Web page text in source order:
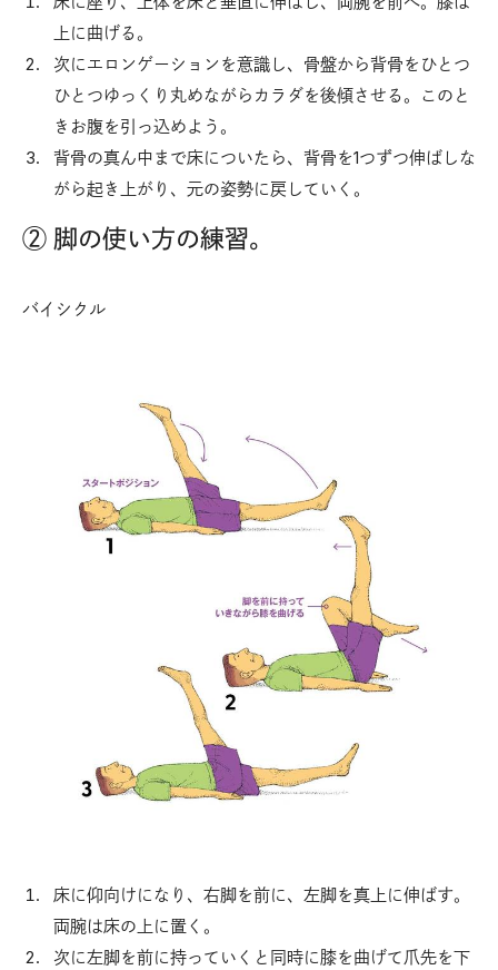
上に曲げる。
次にエロンゲーションを意識し、骨盤から背骨をひとつ
ひとつゆっくり丸めながらカラダを後傾させる。このと
きお腹を引っ込めよう。
背骨の真ん中まで床についたら、背骨を1つずつ伸ばしな
がら起き上がり、元の姿勢に戻していく。
② 脚の使い方の練習。
バイシクル
床に仰向けになり、右脚を前に、左脚を真上に伸ばす。
両腕は床の上に置く。
次に左脚を前に持っていくと同時に膝を曲げて爪先を下